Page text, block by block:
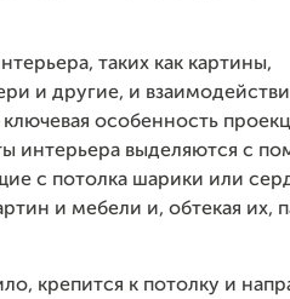
таких как картины,
и другие, и
особенность
интерьера выделяются с
с потолка шарики или
и мебели и, обтекая их,
крепится к потолку и